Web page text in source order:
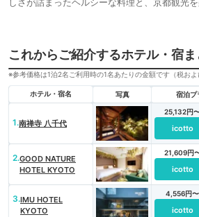
これからご紹介するホテル・宿
※参考価格は1泊2名ご利用時の1名あたりの金額です（税およ
ホテル・宿名 写真 宿泊プ
1.南禅寺 八千代
25,132円
icotto
2.GOOD NATURE
HOTEL KYOTO
21,609円
icotto
3.IMU HOTEL
KYOTO
4,556円〜
icotto